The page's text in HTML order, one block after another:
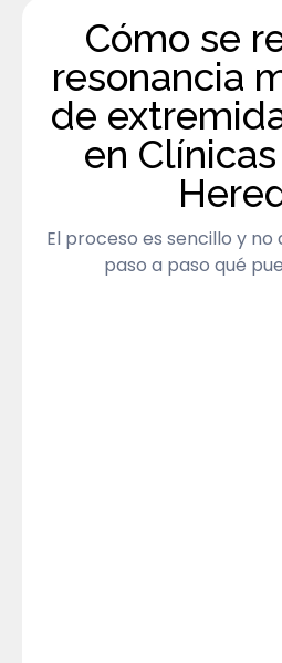
Cómo se
resonancia
de
en
El proceso es sencillo y
paso a paso qué